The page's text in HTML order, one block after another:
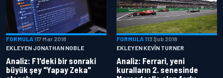
FORMULA 117 Mar 2018
EKLEYEN JONATHAN NOBLE
Analiz: F1'deki bir sonraki
büyük şey "Yapay Zeka"
FORMULA 113 Şub 2018
EKLEYEN KEVIN TURNER
Analiz: Ferrari, yeni
kuralların 2. senesinde